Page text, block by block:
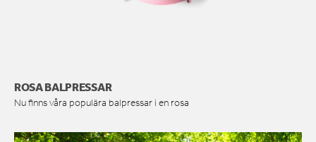
ROSA BALPRESSAR
Nu finns våra populära balpressar i en rosa